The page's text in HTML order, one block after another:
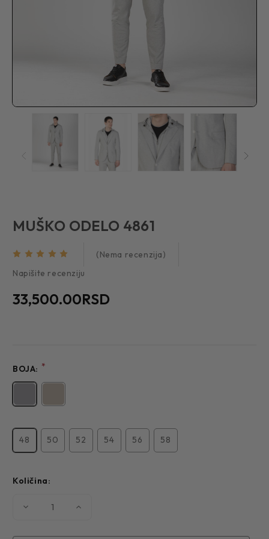
MUŠKO ODELO 4861
(Nema recenzija)
Napišite recenziju
33,500.00RSD
BOJA: *
48 50 52 54 56 58
Količina:
Smanjite Povećajte